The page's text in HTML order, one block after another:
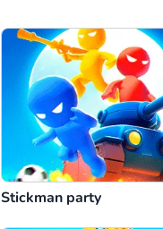
Stickman party